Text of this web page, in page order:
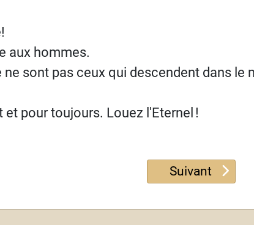
aux hommes.
sont pas ceux qui descendent dans le
et pour toujours. Louez l'Eternel!
Article suivant
Suivant